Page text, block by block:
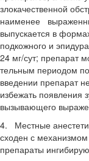
злокачественной
наименее
выпускается в
подкожного и
24 мг/сут; препарат
тельным периодом
введении пре­парат
избежать появления
вызываю­щего
4. Местные
сходен с механизмом
препараты